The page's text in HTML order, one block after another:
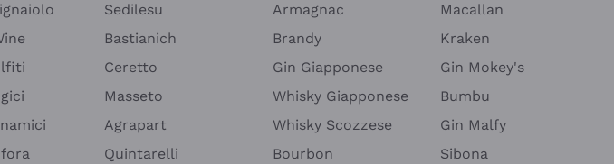
Sedilesu
Bastianich
Ceretto
Masseto
Agrapart
Quintarelli
Armagnac
Brandy
Gin Giapponese
Whisky Giapponese
Whisky Scozzese
Bourbon
Macallan
Kraken
Gin Mokey's
Bumbu
Gin Malfy
Sibona